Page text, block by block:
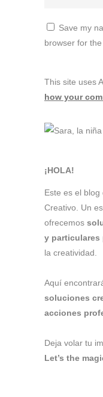
Save my
browser for
This site uses
how your
¡HOLA!
Este es el blog
Creativo. Un
ofrecemos
y particulares
la creatividad.
Aquí
soluciones
acciones
Deja volar tu
Let’s the